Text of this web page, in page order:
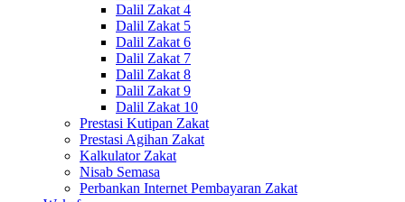
Dalil Zakat 4
Dalil Zakat 5
Dalil Zakat 6
Dalil Zakat 7
Dalil Zakat 8
Dalil Zakat 9
Dalil Zakat 10
Prestasi Kutipan Zakat
Prestasi Agihan Zakat
Kalkulator Zakat
Nisab Semasa
Perbankan Internet Pembayaran Zakat